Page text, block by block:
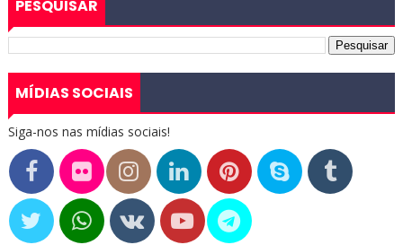
PESQUISAR
MÍDIAS SOCIAIS
Siga-nos nas mídias sociais!